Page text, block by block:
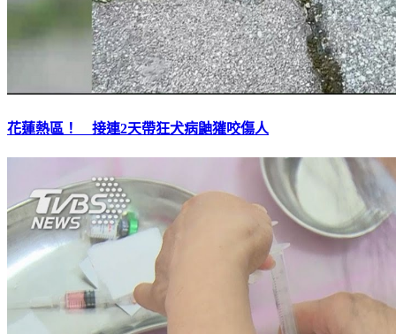
花蓮熱區！ 接連2天帶狂犬病鼬獾咬傷人